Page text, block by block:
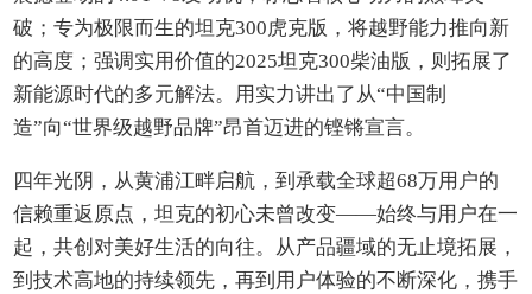
破；专为极限而生的坦克300虎克版，将越野能力推向新
的高度；强调实用价值的2025坦克300柴油版，则拓展了
新能源时代的多元解法。用实力讲出了从“中国制
造”向“世界级越野品牌”昂首迈进的铿锵宣言。
四年光阴，从黄浦江畔启航，到承载全球超68万用户的
信赖重返原点，坦克的初心未曾改变——始终与用户在一
起，共创对美好生活的向往。从产品疆域的无止境拓展，
到技术高地的持续领先，再到用户体验的不断深化，携手